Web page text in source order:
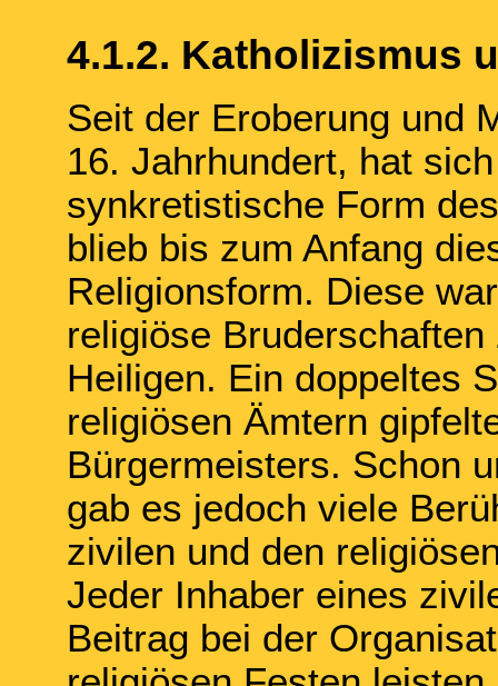
4.1.2. Katholizismus
Seit der Eroberung und
16. Jahrhundert, hat
synkretistische Form
blieb bis zum Anfang
Religionsform. Diese
religiöse
Heiligen. Ein doppeltes
religiösen Ämtern
Bürgermeisters. Schon
gab es jedoch viele
zivilen und den
Jeder Inhaber eines
Beitrag bei der